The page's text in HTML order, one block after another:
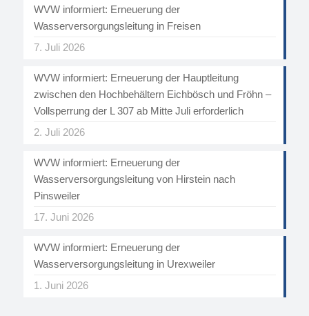
WVW informiert: Erneuerung der
Wasserversorgungsleitung in Freisen
7. Juli 2026
WVW informiert: Erneuerung der Hauptleitung
zwischen den Hochbehältern Eichbösch und Fröhn –
Vollsperrung der L 307 ab Mitte Juli erforderlich
2. Juli 2026
WVW informiert: Erneuerung der
Wasserversorgungsleitung von Hirstein nach
Pinsweiler
17. Juni 2026
WVW informiert: Erneuerung der
Wasserversorgungsleitung in Urexweiler
1. Juni 2026